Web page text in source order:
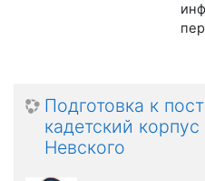
Подготовка к
кадетский
Невского